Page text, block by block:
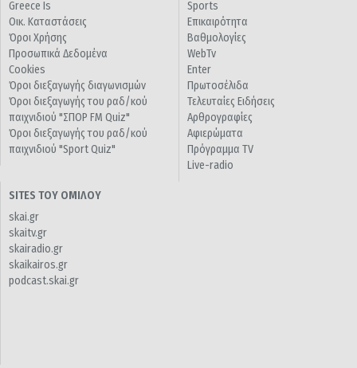
Greece Is
Οικ. Καταστάσεις
Όροι Χρήσης
Προσωπικά Δεδομένα
Cookies
Όροι διεξαγωγής διαγωνισμών
Όροι διεξαγωγής του ραδ/κού
παιχνιδιού "ΣΠΟΡ FM Quiz"
Όροι διεξαγωγής του ραδ/κού
παιχνιδιού "Sport Quiz"
Sports
Επικαιρότητα
Βαθμολογίες
WebTv
Enter
Πρωτοσέλιδα
Τελευταίες Ειδήσεις
Αρθρογραφίες
Αφιερώματα
Πρόγραμμα TV
Live-radio
SITES ΤΟΥ ΟΜΙΛΟΥ
skai.gr
skaitv.gr
skairadio.gr
skaikairos.gr
podcast.skai.gr